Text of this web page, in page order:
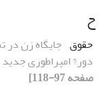
ح
حقوق جایگاه زن در
دور? امپراطوری جدید (1000-1500
صفحه 97-118]